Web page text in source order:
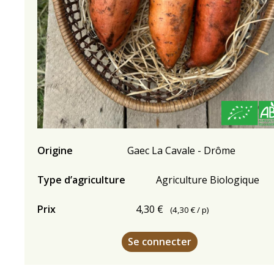
Origine Gaec La Cavale - Drôme
Type d’agriculture Agriculture Biologique
Prix 4,30 € (4,30 €/ p)
Se connecter